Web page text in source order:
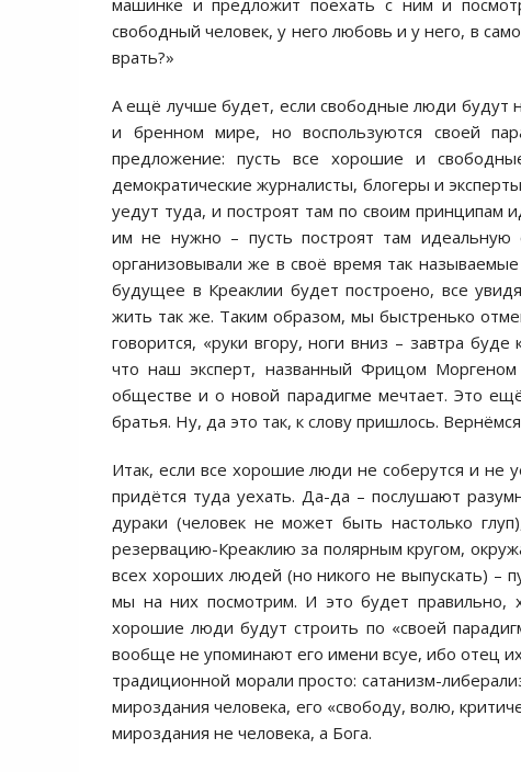
машинке и предложит поехать с ним и
свободный человек, у него любовь и у него, в
врать?»
А ещё лучше будет, если свободные люди будут
и бренном мире, но воспользуются своей
предложение: пусть все хорошие и
демократические журналисты, блогеры и
уедут туда, и построят там по своим принципам
им не нужно – пусть построят там идеальную
организовывали же в своё время так
будущее в Креаклии будет построено, все
жить так же. Таким образом, мы быстренько
говорится, «руки вгору, ноги вниз – завтра
что наш эксперт, названный Фрицом
обществе и о новой парадигме мечтает. Это
братья. Ну, да это так, к слову пришлось.
Итак, если все хорошие люди не соберутся и не
придётся туда уехать. Да-да – послушают
дураки (человек не может быть настолько
резервацию-Креаклию за полярным кругом,
всех хороших людей (но никого не выпускать) –
мы на них посмотрим. И это будет
хорошие люди будут строить по «своей
вообще не упоминают его имени всуе, ибо отец
традиционной морали просто: сатанизм-
мироздания человека, его «свободу, волю,
мироздания не человека, а Бога.